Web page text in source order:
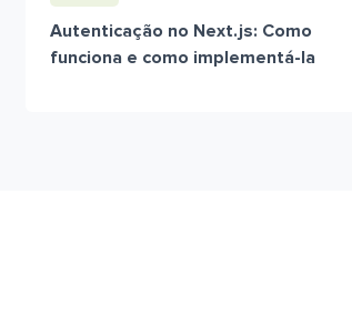
Autenticação no Next.js: Como
funciona e como implementá-la